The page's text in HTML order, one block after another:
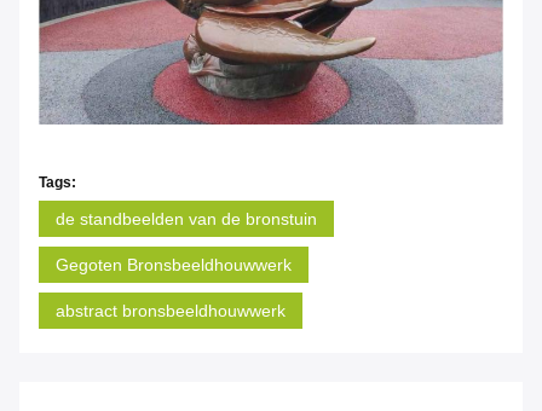
Tags:
de standbeelden van de bronstuin
Gegoten Bronsbeeldhouwwerk
abstract bronsbeeldhouwwerk